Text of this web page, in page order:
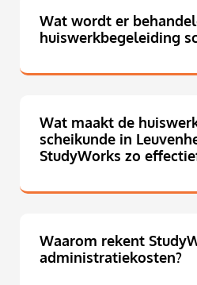
Wat wordt er
huiswerkbegeleiding
Wat maakt de
scheikunde in
StudyWorks zo
Waarom rekent
administratiekosten?